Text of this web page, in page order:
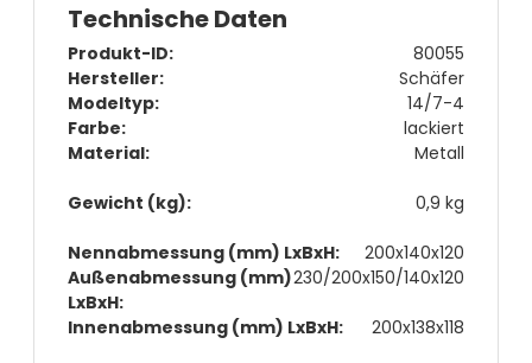
Technische Daten
Produkt-ID:
80055
Hersteller:
Schäfer
Modeltyp:
14/7-4
Farbe:
lackiert
Material:
Metall
Gewicht (kg): 0,9 kg
Nennabmessung (mm) LxBxH:
200x140x120
Außenabmessung (mm)
LxBxH:
230/200x150/140x120
Innenabmessung (mm) LxBxH: 200x138x118